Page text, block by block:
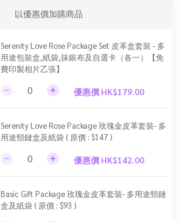
以優惠價加購商品
Serenity Love Rose Package Set 皮革盒套裝 - 多
用途包裝盒,紙袋,抹銀布及自選卡（各一）【免
費印製相片乙張】
優惠價 HK$179.00
Serenity Love Rose Package 玫瑰金皮革套裝- 多
用途頸鏈盒及紙袋 ( 原價 : $147 )
優惠價 HK$142.00
Basic Gift Package 玫瑰金皮革套裝- 多用途頸鏈
盒及紙袋 ( 原價 : $93 )